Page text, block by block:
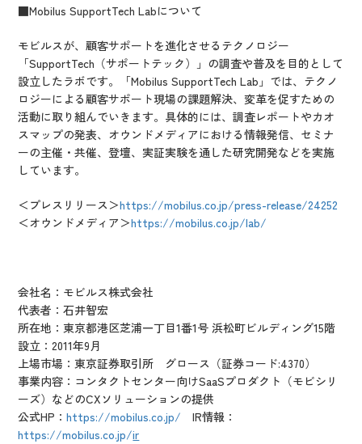
■Mobilus SupportTech Labについて
モビルスが、顧客サポートを進化させるテクノロジー
「SupportTech（サポートテック）」の調査や普及を目的として
設立したラボです。「Mobilus SupportTech Lab」では、テクノ
ロジーによる顧客サポート現場の課題解決、変革を促すための
活動に取り組んでいきます。具体的には、調査レポートやカオ
スマップの発表、オウンドメディアにおける情報発信、セミナ
ーの主催・共催、登壇、実証実験を通した研究開発などを実施
しています。
＜プレスリリース＞https://mobilus.co.jp/press-release/24252
＜オウンドメディア＞https://mobilus.co.jp/lab/
会社名：モビルス株式会社
代表者：石井智宏
所在地：東京都港区芝浦一丁目1番1号 浜松町ビルディング15階
設立：2011年9月
上場市場：東京証券取引所 グロース（証券コード:4370）
事業内容：コンタクトセンター向けSaaSプロダクト（モビシリ
ーズ）などのCXソリューションの提供
公式HP：https://mobilus.co.jp/ IR情報：
https://mobilus.co.jp/ir